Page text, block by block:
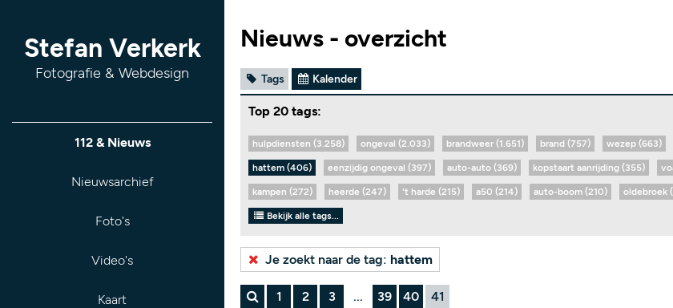
Stefan Verkerk
Fotografie & Webdesign
112 & Nieuws
Nieuwsarchief
Foto's
Video's
Kaart
Nieuws - overzicht
Tags Kalender
Top 20 tags:
hulpdiensten (3.258) ongeval (2.033) brandweer (1.651) brand (757) wezep (663)
hattem (406) eenzijdig ongeval (397) auto-auto (369) kopstaart aanrijding (355)
kampen (272) heerde (247) 't harde (215) a50 (214) auto-boom (210) oldebroek
Bekijk alle tags...
Je zoekt naar de tag: hattem
1 2 3 ... 39 40 41